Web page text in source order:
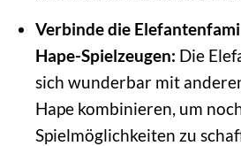
Verbinde die
Hape-Spielzeugen: Die
sich wunderbar mit
Hape kombinieren, um
Spielmöglichkeiten zu